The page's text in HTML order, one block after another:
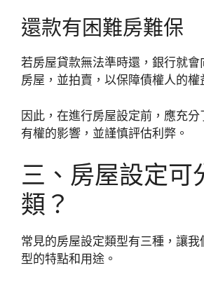
還款有困難房難保
若房屋貸款無法準時還，銀行就會
房屋，並拍賣，以保障債權人的權
因此，在進行房屋設定前，應充
有權的影響，並謹慎評估利弊。
三、房屋設定可
類？
常見的房屋設定類型有三種，讓我
型的特點和用途。